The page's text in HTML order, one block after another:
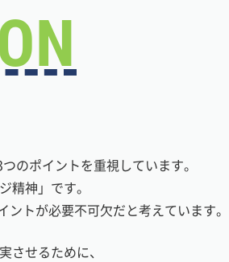
のポイントを重視しています。
精神」です。
トが必要不可欠だと考えています。
せるために、